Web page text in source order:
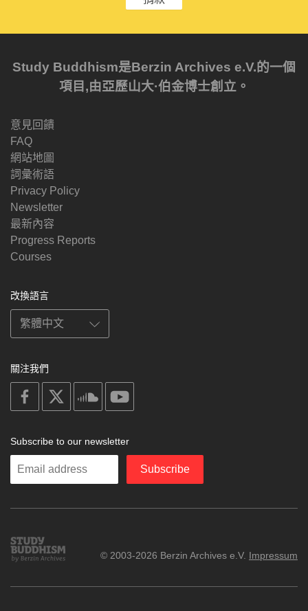
Study Buddhism是Berzin Archives e.V.的一個
項目,由亞歷山大·伯金博士創立。
意見回饋
FAQ
網站地圖
詞彙術語
Privacy Policy
Newsletter
最新內容
Progress Reports
Courses
改換語言
關注我們
on
facebook
soundcloud
Subscribe to our newsletter
Enter
Subscribe
Study
Buddhism
© 2003-2026 Berzin Archives e.V. Impressum